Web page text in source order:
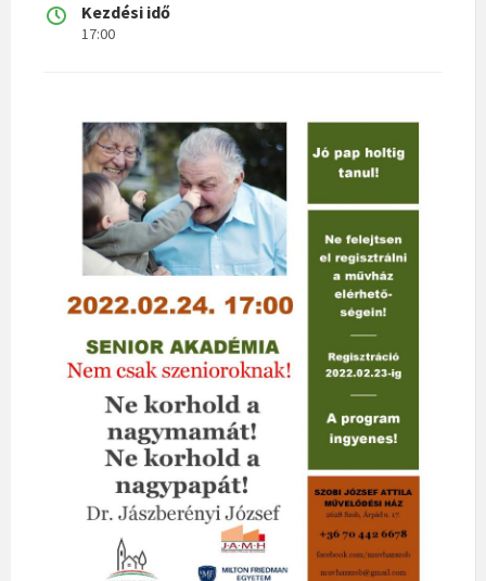
Kezdési idő
17:00